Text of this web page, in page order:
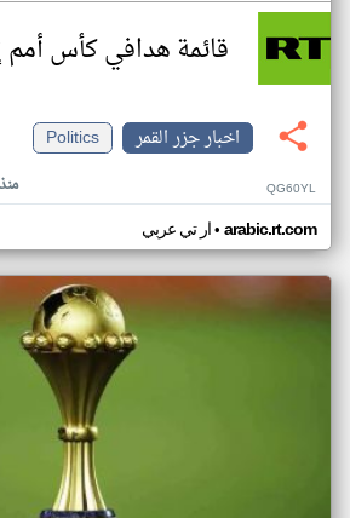
قائمة هدافي كأس أمم
اخبار جزر القمر
Politics
منذ ٦ QG60YL
ار تي عربي• arabic.rt.com